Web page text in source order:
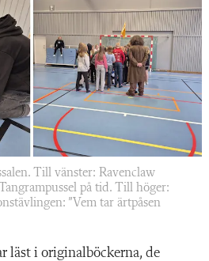
Till vänster: Ravenclaw
på tid. Till höger:
”Vem tar ärtpåsen
läst i originalböckerna, de